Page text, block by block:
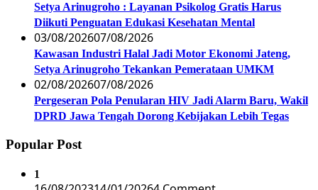
Setya Arinugroho : Layanan Psikolog Gratis Harus
Diikuti Penguatan Edukasi Kesehatan Mental
03/08/202607/08/2026
Kawasan Industri Halal Jadi Motor Ekonomi Jateng,
Setya Arinugroho Tekankan Pemerataan UMKM
02/08/202607/08/2026
Pergeseran Pola Penularan HIV Jadi Alarm Baru, Wakil
DPRD Jawa Tengah Dorong Kebijakan Lebih Tegas
Popular Post
1